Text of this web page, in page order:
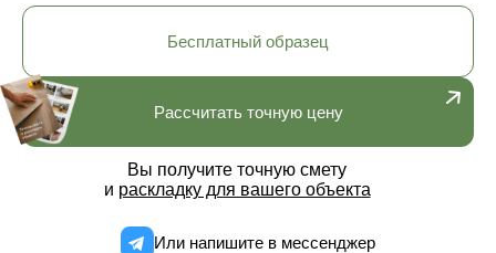
Рассчитать точную цену
Вы получите точную смету
и раскладку для вашего объекта
Или напишите в мессенджер
Бесплатный образец